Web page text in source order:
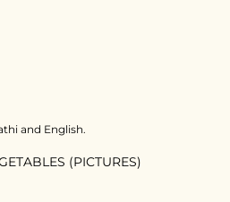
and English.
(PICTURES)